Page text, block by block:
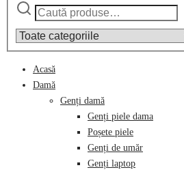
Caută
Acasă
Damă
Genți damă
Genți piele dama
Poșete piele
Genți de umăr
Genți laptop